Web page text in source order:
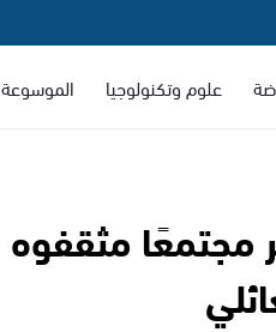
علوم وتكنولوجيا الموسوعة
مثقفوه